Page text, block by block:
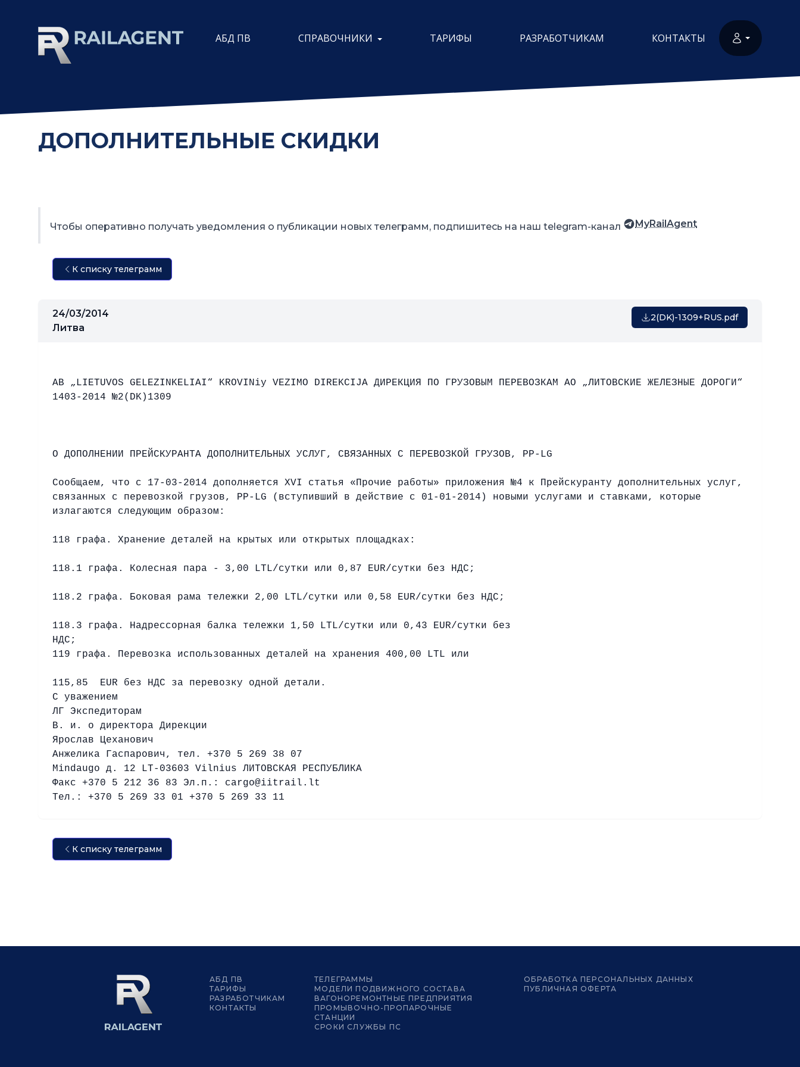
АБД ПВ СПРАВОЧНИКИ ТАРИФЫ РАЗРАБОТЧИКАМ КОНТАКТЫ
ДОПОЛНИТЕЛЬНЫЕ СКИДКИ
Чтобы оперативно получать уведомления о публикации новых телеграмм, подпишитесь на наш telegram-канал MyRailAgent
К списку телеграмм
24/03/2014
Литва
2(DK)-1309+RUS.pdf
AB „LIETUVOS GELEZINKELIAI“ KROVINiy VEZIMO DIREKCIJA ДИРЕКЦИЯ ПО ГРУЗОВЫМ ПЕРЕВОЗКАМ АО „ЛИТОВСКИЕ ЖЕЛЕЗНЫЕ ДОРОГИ“
1403-2014 №2(DK)1309
О ДОПОЛНЕНИИ ПРЕЙСКУРАНТА ДОПОЛНИТЕЛЬНЫХ УСЛУГ, СВЯЗАННЫХ С ПЕРЕВОЗКОЙ ГРУЗОВ, PP-LG
Сообщаем, что с 17-03-2014 дополняется XVI статья «Прочие работы» приложения №4 к Прейскуранту дополнительных услуг,
связанных с перевозкой грузов, PP-LG (вступивший в действие с 01-01-2014) новыми услугами и ставками, которые
излагаются следующим образом:
118 графа. Хранение деталей на крытых или открытых площадках:
118.1 графа. Колесная пара - 3,00 LTL/сутки или 0,87 EUR/сутки без НДС;
118.2 графа. Боковая рама тележки 2,00 LTL/сутки или 0,58 EUR/сутки без НДС;
118.3 графа. Надрессорная балка тележки 1,50 LTL/сутки или 0,43 EUR/сутки без
НДС;
119 графа. Перевозка использованных деталей на хранения 400,00 LTL или
115,85
EUR без НДС за перевозку одной детали.
С уважением
ЛГ Экспедиторам
В. и. о директора Дирекции
Ярослав Цеханович
Анжелика Гаспарович, тел. +370 5 269 38 07
Mindaugo д. 12 LT-03603 Vilnius ЛИТОВСКАЯ РЕСПУБЛИКА
Факс +370 5 212 36 83 Эл.п.: cargo@iitrail.lt
Тел.: +370 5 269 33 01 +370 5 269 33 11
К списку телеграмм
АБД ПВ
ТАРИФЫ
РАЗРАБОТЧИКАМ
КОНТАКТЫ
ТЕЛЕГРАММЫ
МОДЕЛИ ПОДВИЖНОГО СОСТАВА
ВАГОНОРЕМОНТНЫЕ ПРЕДПРИЯТИЯ
ПРОМЫВОЧНО-ПРОПАРОЧНЫЕ
СТАНЦИИ
СРОКИ СЛУЖБЫ ПС
ОБРАБОТКА ПЕРСОНАЛЬНЫХ ДАННЫХ
ПУБЛИЧНАЯ ОФЕРТА